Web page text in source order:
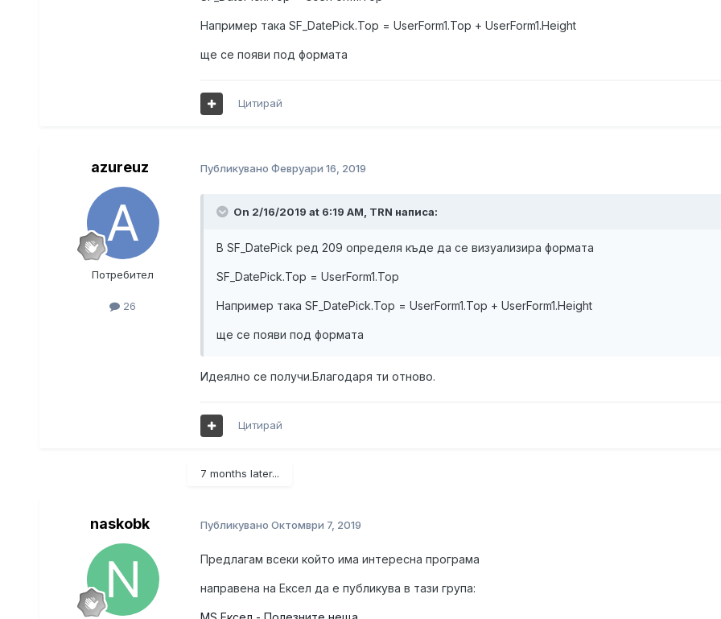
Например така SF_DatePick.Top = UserForm1.Top + UserForm1.Height
ще се появи под формата
Цитирай
azureuz
Потребител
26
Публикувано Февруари 16, 2019
On 2/16/2019 at 6:19 AM, TRN написа:
В SF_DatePick ред 209 определя къде да се визуализира формата
SF_DatePick.Top = UserForm1.Top
Например така SF_DatePick.Top = UserForm1.Top + UserForm1.Height
ще се появи под формата
Идеялно се получи.Благодаря ти отново.
Цитирай
7 months later...
naskobk Публикувано Октомври 7, 2019
Предлагам всеки който има интересна програма
направена на Ексел да е публикува в тази група: